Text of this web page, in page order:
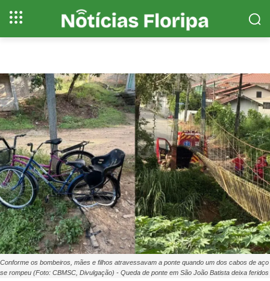
Conforme os bombeiros, mães e filhos atravessavam a ponte quando um dos cabos de aço
se rompeu (Foto: CBMSC, Divulgação) - Queda de ponte em São João Batista deixa feridos